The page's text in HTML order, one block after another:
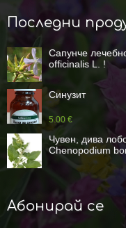
Последни
Сапунче
officinalis L. !
Синузит
5.00 €
Чувен, дива
Chenopodium
Абонирай се